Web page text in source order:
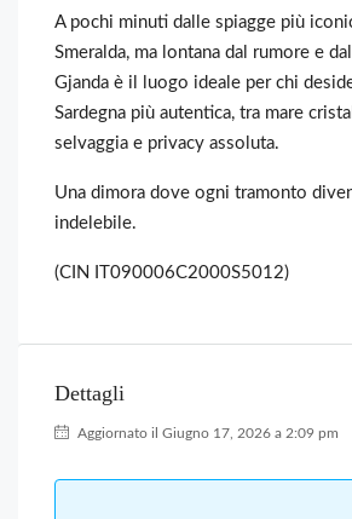
A pochi minuti dalle spiagge più
Smeralda, ma lontana dal rumore e
Gjanda è il luogo ideale per chi
Sardegna più autentica, tra mare
selvaggia e privacy assoluta.
Una dimora dove ogni tramonto
indelebile.
(CIN IT090006C2000S5012)
Dettagli
Aggiornato il Giugno 17, 2026 a 2:09 pm